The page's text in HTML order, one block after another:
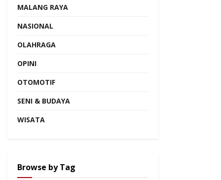
MALANG RAYA
NASIONAL
OLAHRAGA
OPINI
OTOMOTIF
SENI & BUDAYA
WISATA
Browse by Tag